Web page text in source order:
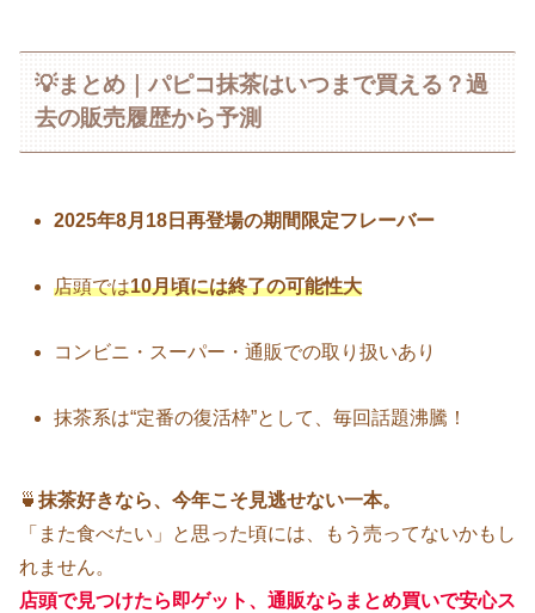
💡まとめ｜パピコ抹茶はいつまで買える？過
去の販売履歴から予測
2025年8月18日再登場の期間限定フレーバー
店頭では10月頃には終了の可能性大
コンビニ・スーパー・通販での取り扱いあり
抹茶系は“定番の復活枠”として、毎回話題沸騰！
🍵 抹茶好きなら、今年こそ見逃せない一本。
「また食べたい」と思った頃には、もう売ってないかもし
れません。
店頭で見つけたら即ゲット、通販ならまとめ買いで安心ス